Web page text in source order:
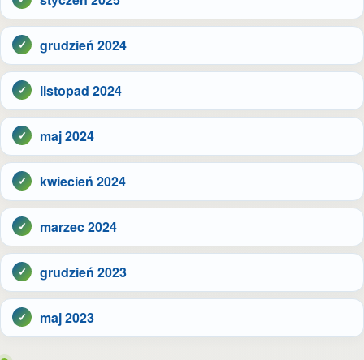
grudzień 2024
listopad 2024
maj 2024
kwiecień 2024
marzec 2024
grudzień 2023
maj 2023